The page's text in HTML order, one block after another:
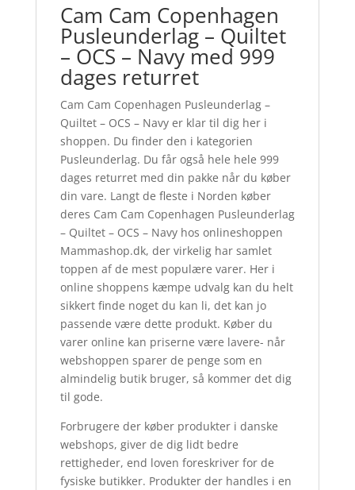
Cam Cam Copenhagen
Pusleunderlag – Quiltet
– OCS – Navy med 999
dages returret
Cam Cam Copenhagen Pusleunderlag –
Quiltet – OCS – Navy er klar til dig her i
shoppen. Du finder den i kategorien
Pusleunderlag. Du får også hele hele 999
dages returret med din pakke når du køber
din vare. Langt de fleste i Norden køber
deres Cam Cam Copenhagen Pusleunderlag
– Quiltet – OCS – Navy hos onlineshoppen
Mammashop.dk, der virkelig har samlet
toppen af de mest populære varer. Her i
online shoppens kæmpe udvalg kan du helt
sikkert finde noget du kan li, det kan jo
passende være dette produkt. Køber du
varer online kan priserne være lavere- når
webshoppen sparer de penge som en
almindelig butik bruger, så kommer det dig
til gode.
Forbrugere der køber produkter i danske
webshops, giver de dig lidt bedre
rettigheder, end loven foreskriver for de
fysiske butikker. Produkter der handles i en